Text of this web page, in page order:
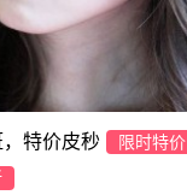
特价皮秒 限时特价